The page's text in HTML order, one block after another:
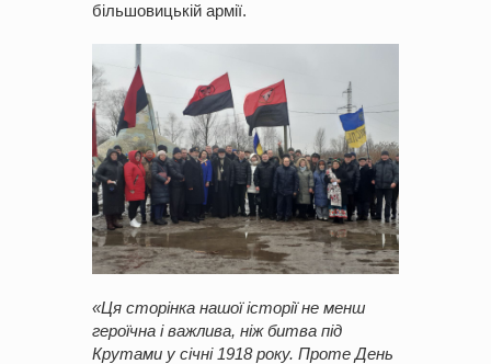
більшовицькій армії.
«Ця сторінка нашої історії не менш
героїчна і важлива, ніж битва під
Крутами у січні 1918 року. Проте День